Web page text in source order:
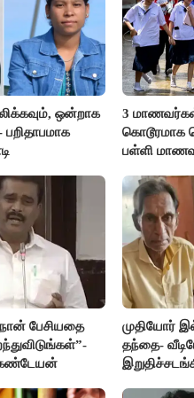
ஒன்றாக
பறிதாபமாக
3
கொடூரமாக
பள்ளி
நான் பேசியதை
முதியோர்
தந்தை-